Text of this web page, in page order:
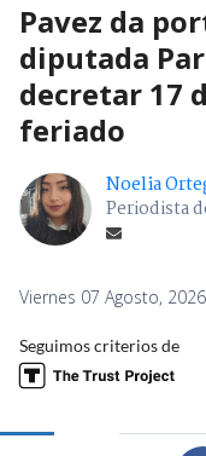
Pavez da
diputada
decretar 17
feriado
Noelia
Periodista
Viernes 07 Agosto,
Seguimos criterios de